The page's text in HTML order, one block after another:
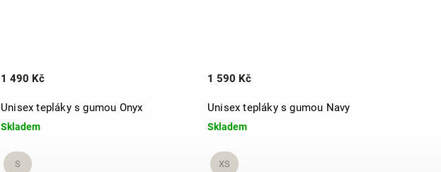
Unisex tepláky s gumou Onyx
Skladem
1 490 Kč
S
Unisex tepláky s gumou Navy
Skladem
1 590 Kč
XS